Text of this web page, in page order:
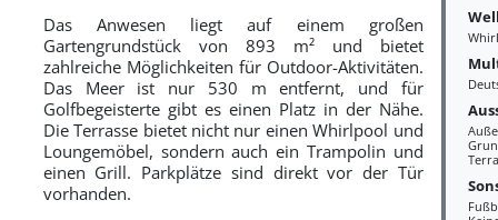
Das Anwesen liegt auf einem großen
Gartengrundstück von 893 m² und bietet
zahlreiche Möglichkeiten für Outdoor-Aktivitäten.
Das Meer ist nur 530 m entfernt, und für
Golfbegeisterte gibt es einen Platz in der Nähe.
Die Terrasse bietet nicht nur einen Whirlpool und
Loungemöbel, sondern auch ein Trampolin und
einen Grill. Parkplätze sind direkt vor der Tür
vorhanden.